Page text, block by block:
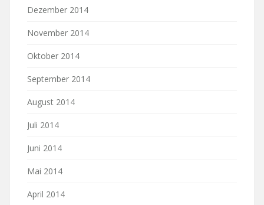
Dezember 2014
November 2014
Oktober 2014
September 2014
August 2014
Juli 2014
Juni 2014
Mai 2014
April 2014